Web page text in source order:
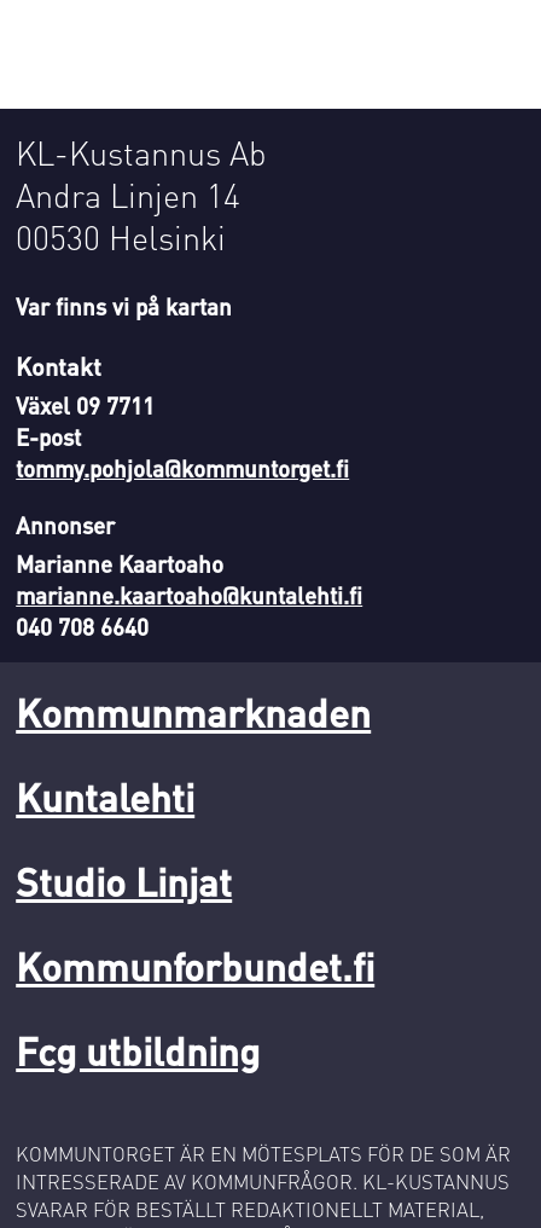
KL-Kustannus Ab
Andra Linjen 14
00530 Helsinki
Var finns vi på kartan
Kontakt
Växel 09 7711
E-post
tommy.pohjola@kommuntorget.fi
Annonser
Marianne Kaartoaho
marianne.kaartoaho@kuntalehti.fi
040 708 6640
Kommunmarknaden
Kuntalehti
Studio Linjat
Kommunforbundet.fi
Fcg utbildning
KOMMUNTORGET ÄR EN MÖTESPLATS FÖR DE SOM ÄR
INTRESSERADE AV KOMMUNFRÅGOR. KL-KUSTANNUS
SVARAR FÖR BESTÄLLT REDAKTIONELLT MATERIAL,